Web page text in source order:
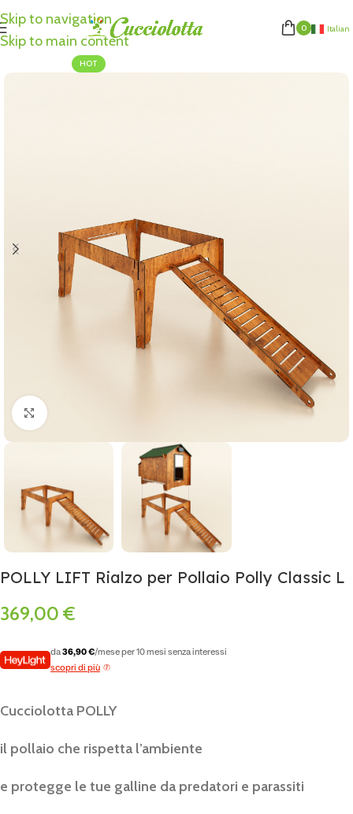
Skip to navigation
Skip to main content
0 Italian
HOT
Click to enlarge
POLLY LIFT Rialzo per Pollaio Polly Classic L
369,00 €
da36,90 €/mese per 10 mesi senza interessi
scopri di più
Cucciolotta POLLY
il pollaio che rispetta l’ambiente
e protegge le tue galline da predatori e parassiti